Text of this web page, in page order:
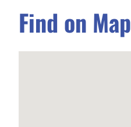
Find on Map